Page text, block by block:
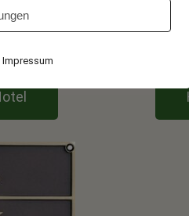
Gerne können Sie die Akkus
Impressum